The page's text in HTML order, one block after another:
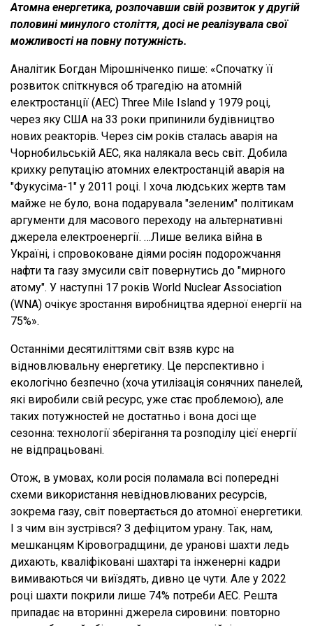
Атомна енергетика, розпочавши свій розвиток у другій
половині минулого століття, досі не реалізувала свої
можливості на повну потужність.
Аналітик Богдан Мірошніченко пише: «Спочатку її
розвиток спіткнувся об трагедію на атомній
електростанції (АЕС) Three Mile Island у 1979 році,
через яку США на 33 роки припинили будівництво
нових реакторів. Через сім років сталась аварія на
Чорнобильській АЕС, яка налякала весь світ. Добила
крихку репутацію атомних електростанцій аварія на
"Фукусіма-1" у 2011 році. І хоча людських жертв там
майже не було, вона подарувала "зеленим" політикам
аргументи для масового переходу на альтернативні
джерела електроенергії. …Лише велика війна в
Україні, і спровоковане діями росіян подорожчання
нафти та газу змусили світ повернутись до "мирного
атому". У наступні 17 років World Nuclear Association
(WNA) очікує зростання виробництва ядерної енергії на
75%».
Останніми десятиліттями світ взяв курс на
відновлювальну енергетику. Це перспективно і
екологічно безпечно (хоча утилізація сонячних панелей,
які виробили свій ресурс, уже стає проблемою), але
таких потужностей не достатньо і вона досі ще
сезонна: технології зберігання та розподілу цієї енергії
не відпрацьовані.
Отож, в умовах, коли росія поламала всі попередні
схеми використання невідновлюваних ресурсів,
зокрема газу, світ повертається до атомної енергетики.
І з чим він зустрівся? З дефіцитом урану. Так, нам,
мешканцям Кіровоградщини, де уранові шахти ледь
дихають, кваліфіковані шахтарі та інженерні кадри
вимиваються чи виїздять, дивно це чути. Але у 2022
році шахти покрили лише 74% потреби АЕС. Решта
припадає на вторинні джерела сировини: повторно